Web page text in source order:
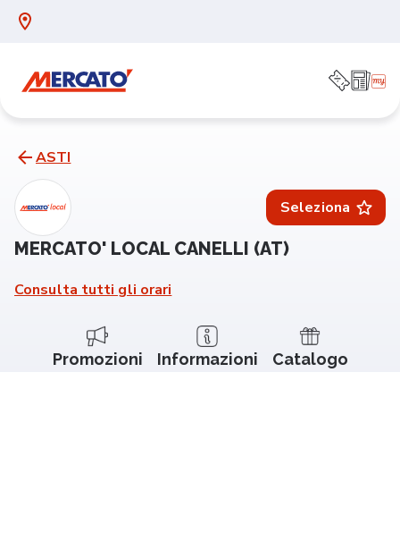
ASTI
Seleziona
MERCATO' LOCAL CANELLI (AT)
Consulta tutti gli orari
Promozioni Informazioni Catalogo